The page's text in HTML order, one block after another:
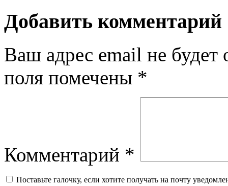
Добавить комментарий
Ваш адрес email не будет
поля помечены *
Комментарий *
Поставьте галочку, если хотите получать на почту